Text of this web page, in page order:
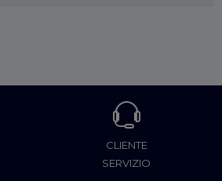
CLIENTE
SERVIZIO